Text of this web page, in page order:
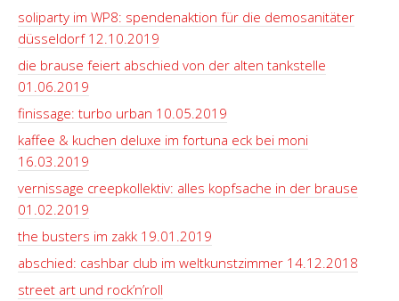
soliparty im WP8: spendenaktion für die demosanitäter
düsseldorf 12.10.2019
die brause feiert abschied von der alten tankstelle
01.06.2019
finissage: turbo urban 10.05.2019
kaffee & kuchen deluxe im fortuna eck bei moni
16.03.2019
vernissage creepkollektiv: alles kopfsache in der brause
01.02.2019
the busters im zakk 19.01.2019
abschied: cashbar club im weltkunstzimmer 14.12.2018
street art und rock’n’roll